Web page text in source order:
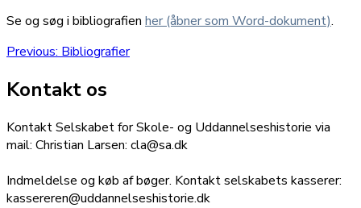
Se og søg i bibliografien her (åbner som Word-dokument).
Indlægsnavigation
Previous: Previous
Bibliografier
Kontakt os
Kontakt Selskabet for Skole- og Uddannelseshistorie via
mail: Christian Larsen: cla@sa.dk
Indmeldelse og køb af bøger. Kontakt selskabets kasserer:
kassereren@uddannelseshistorie.dk